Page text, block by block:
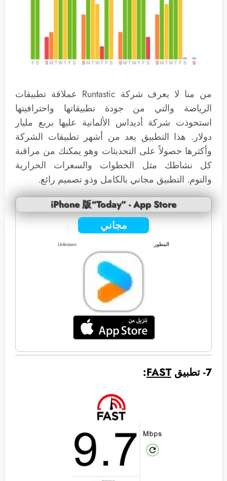
من منا لا يعرف شركة Runtastic عملاقة تطبيقات
الرياضة والتي من جودة تطبيقاتها واحترافيتها
استحوذت شركة أديداس الألمانية عليها بربع مليار
دولار. هذا التطبيق يعد من أشهر تطبيقات الشركة
وأكثرها حصولاً على التحديثات وهو يمكنك من مراقبة
كل نشاطك مثل الخطوات والسعرات الحرارية
والنوم. التطبيق مجاني بالكامل وذو تصميم رائع.
iPhone 版“Today” - App Store
مجاني
المطور Unknown
7- تطبيق FAST
: